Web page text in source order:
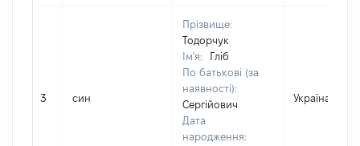
3 син
Прізвище:
Тодорчук
Ім'я:
Гліб
По батькові (за
наявності):
Сергійович
Дата
народження:
Україна